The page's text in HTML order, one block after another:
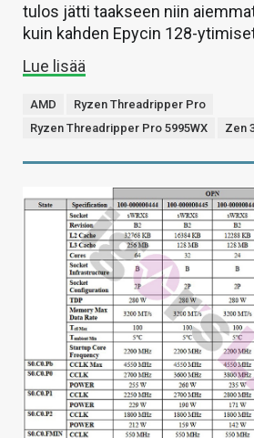
tulos jätti taakseen niin
kuin kahden Epycin 128-
Lue lisää
AMD
Ryzen Threadripper Pro
Ryzen Threadripper Pro 5995WX
Zen